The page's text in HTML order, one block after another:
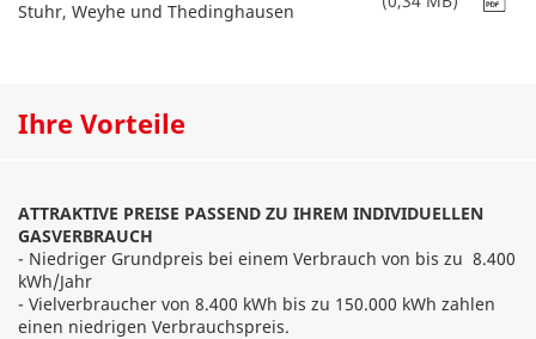
Stuhr, Weyhe und Thedinghausen
Ihre Vorteile
ATTRAKTIVE PREISE PASSEND ZU IHREM INDIVIDUELLEN
GASVERBRAUCH
- Niedriger Grundpreis bei einem Verbrauch von bis zu 8.400
kWh/Jahr
- Vielverbraucher von 8.400 kWh bis zu 150.000 kWh zahlen
einen niedrigen Verbrauchspreis.